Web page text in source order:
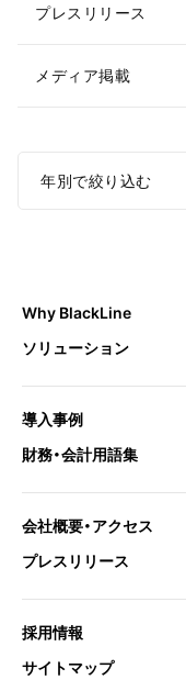
プレスリリース
メディア掲載
年別で絞り込む
Why BlackLine
ソリューション
導入事例
財務・会計用語集
会社概要・アクセス
プレスリリース
採用情報
サイトマップ